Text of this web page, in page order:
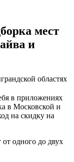
мест
и
областях
в приложениях
в Московской и
на скидку на
от одного до двух